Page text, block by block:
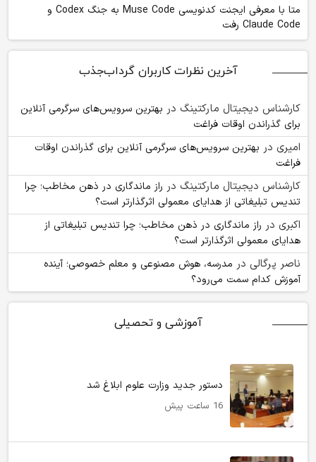
متا با معرفی ایجنت کدنویسی Muse Code به جنگ Codex و
Claude Code رفت
آخرین نظرات کاربران گرداب‌جذب
کارشناس دیجیتال مارکتینگ در بهترین سرویس‌های سرگرمی آنلاین
برای گذراندن اوقات فراغت
امیری در بهترین سرویس‌های سرگرمی آنلاین برای گذراندن اوقات
فراغت
کارشناس دیجیتال مارکتینگ در راز ماندگاری در ذهن مخاطب؛ چرا
تندیس تبلیغاتی از هدایای معمولی اثرگذارتر است؟
اکبری در راز ماندگاری در ذهن مخاطب؛ چرا تندیس تبلیغاتی از
هدایای معمولی اثرگذارتر است؟
ناصر پرگالی در مدرسه، هوش مصنوعی و معلم خصوصی؛ آینده
آموزش کدام سمت می‌رود؟
آموزشی و تحصیلی
دستور جدید وزارت علوم ابلاغ شد
16 ساعت پیش